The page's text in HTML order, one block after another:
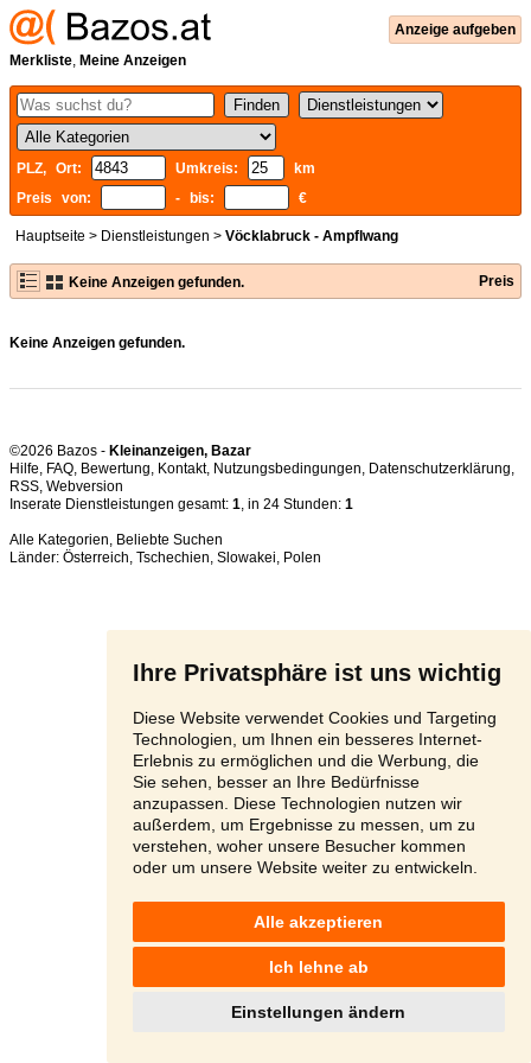
Ihre Privatsphäre ist uns wichtig
Diese Website verwendet Cookies und Targeting
Technologien, um Ihnen ein besseres Internet-
Erlebnis zu ermöglichen und die Werbung, die
Sie sehen, besser an Ihre Bedürfnisse
anzupassen. Diese Technologien nutzen wir
außerdem, um Ergebnisse zu messen, um zu
verstehen, woher unsere Besucher kommen
oder um unsere Website weiter zu entwickeln.
Alle akzeptieren
Ich lehne ab
Einstellungen ändern
Anzeige aufgeben
Merkliste, Meine Anzeigen
PLZ, Ort: Umkreis:
km
Preis von:
- bis: €
Hauptseite > Dienstleistungen > Vöcklabruck - Ampflwang
Keine Anzeigen gefunden. Preis
Keine Anzeigen gefunden.
©2026 Bazos - Kleinanzeigen, Bazar
Hilfe, FAQ, Bewertung, Kontakt, Nutzungsbedingungen, Datenschutzerklärung,
RSS,
Inserate Dienstleistungen gesamt: 1, in 24 Stunden: 1
Alle Kategorien, Beliebte Suchen
Länder: Österreich, Tschechien, Slowakei, Polen